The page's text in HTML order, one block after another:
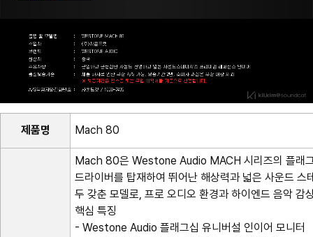
제품명 Mach 80
Mach 80은 Westone Audio MACH 시리즈의 플래
드라이버를 탑재하여 뛰어난 해상력과 넓은 사운드
두 갖춘 모델로, 프로 오디오 환경과 하이엔드 음악 감
핵심 특징
- Westone Audio 플래그십 유니버설 인이어 모니터